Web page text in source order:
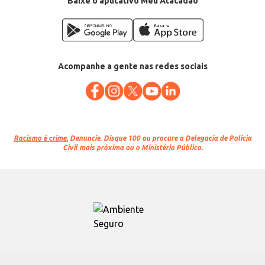
Acompanhe a gente nas redes sociais
Racismo é crime. Denuncie. Disque 100 ou procure a Delegacia de Polícia
Civil mais próxima ou o Ministério Público.